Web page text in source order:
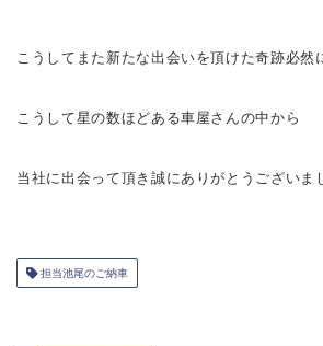
こうしてまた新たな出会いを頂けた奇跡必然
こうして星の数ほどある車屋さんの中から
当社に出会って頂き誠にありがとうございま
担当池尾のご納車